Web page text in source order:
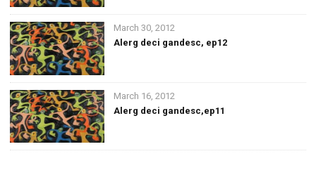
March 30, 2012
Alerg deci gandesc, ep12
March 16, 2012
Alerg deci gandesc,ep11